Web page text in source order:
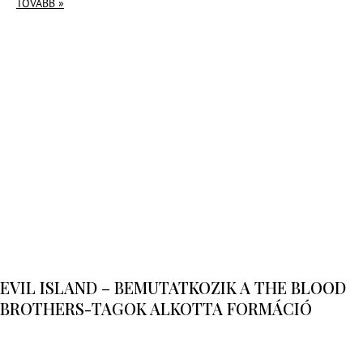
TOVÁBB »
EVIL ISLAND – BEMUTATKOZIK A THE BLOOD
BROTHERS-TAGOK ALKOTTA FORMÁCIÓ